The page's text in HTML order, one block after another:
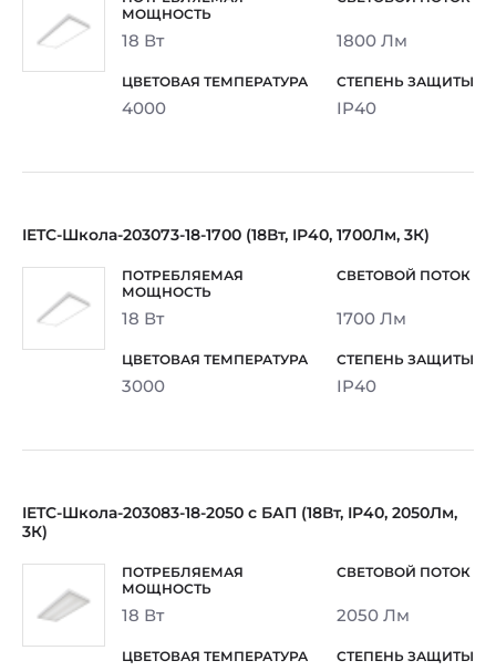
18 Вт 1800 Лм
4000 IP40
IETC-Школа-203073-18-1700 (18Вт, IP40, 1700Лм, 3К)
18 Вт 1700 Лм
3000 IP40
IETC-Школа-203083-18-2050 с БАП (18Вт, IP40, 2050Лм,
3К)
18 Вт 2050 Лм